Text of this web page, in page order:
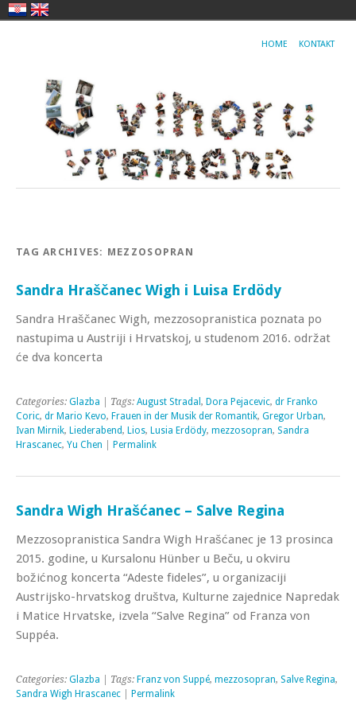
HOME KONTAKT
TAG ARCHIVES: MEZZOSOPRAN
Sandra Hraščanec Wigh i Luisa Erdödy
Sandra Hraščanec Wigh, mezzosopranistica poznata po
nastupima u Austriji i Hrvatskoj, u studenom 2016. održat
će dva koncerta
Categories: Glazba | Tags: August Stradal , Dora Pejacevic, dr Franko
Coric, dr Mario Kevo, Frauen in der Musik der Romantik, Gregor Urban,
Ivan Mirnik, Liederabend, Lios, Lusia Erdödy, mezzosopran, Sandra
Hrascanec, Yu Chen Permalink
Sandra Wigh Hrašćanec – Salve Regina
Mezzosopranistica Sandra Wigh Hrašćanec je 13 prosinca
2015. godine, u Kursalonu Hünber u Beču, u okviru
božićnog koncerta “Adeste fideles”, u organizaciji
Austrijsko-hrvatskog društva, Kulturne zajednice Napredak
i Matice Hrvatske, izvela “Salve Regina” od Franza von
Suppéa.
Categories: Glazba | Tags: Franz von Suppé, mezzosopran, Salve Regina,
Sandra Wigh Hrascanec
Permalink